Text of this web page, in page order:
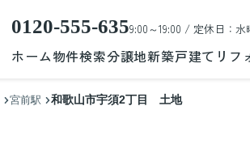
0120-555-6359:00～19:00 / 定休日：水
ホーム物件検索分譲地新築戸建て リフ
宮前駅 和歌山市宇須2丁目 土地